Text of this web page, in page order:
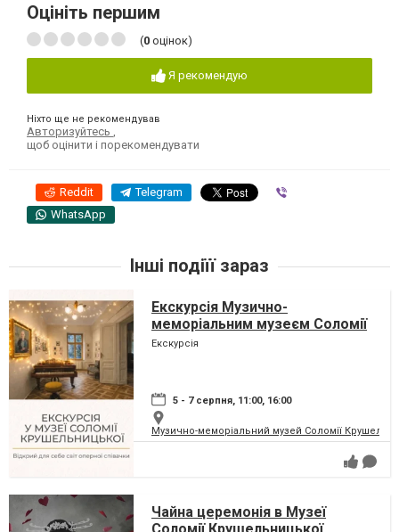
Оцініть першим
(0 оцінок)
Я рекомендую
Ніхто ще не рекомендував
Авторизуйтесь ,
щоб оцінити і порекомендувати
Reddit Telegram
WhatsApp
Інші подіїї зараз
Екскурсія Музично-
меморіальним музеєм Соломії
Крушельницької
Екскурсія
5 - 7 серпня, 11:00, 16:00
Музично-меморіальний музей Соломії
Чайна церемонія в Музеї